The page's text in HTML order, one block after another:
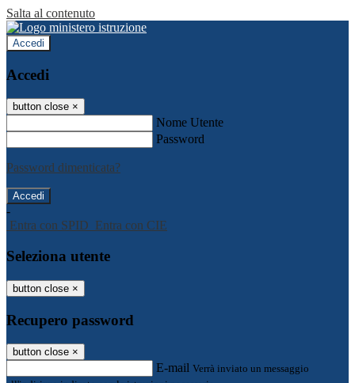
Salta al contenuto
Accedi
Accedi
button close ×
Nome Utente
Password
Password dimenticata?
-
Entra con SPID Entra con CIE
Seleziona utente
button close ×
Recupero password
button close ×
E-mail Verrà inviato un messaggio